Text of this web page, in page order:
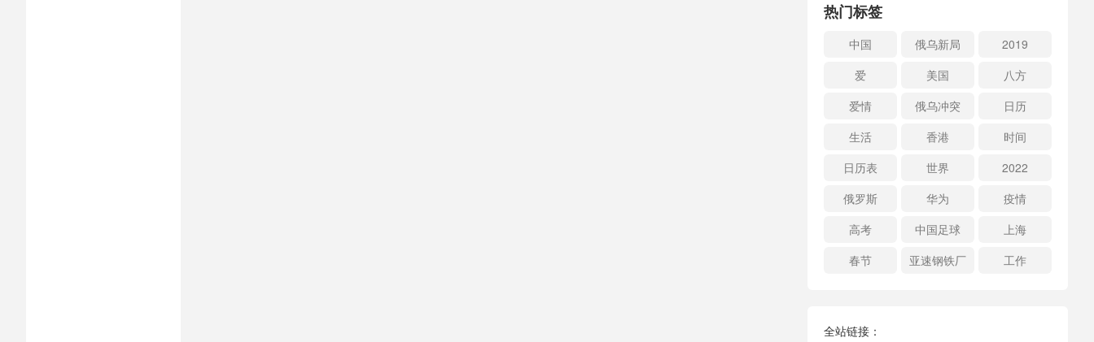
热门标签
中国 俄乌新局
2019
爱
美国
八方
爱情
俄乌冲突
日历
生活
香港
时间
日历表
世界
2022
俄罗斯
华为
疫情
高考
中国足球
上海
春节
亚速钢铁厂 工作
全站链接：